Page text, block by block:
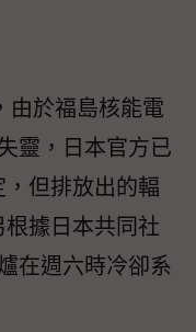
由於福島核能電
靈，日本官方已
但排放出的輻
據日本共同社
在週六時冷卻系